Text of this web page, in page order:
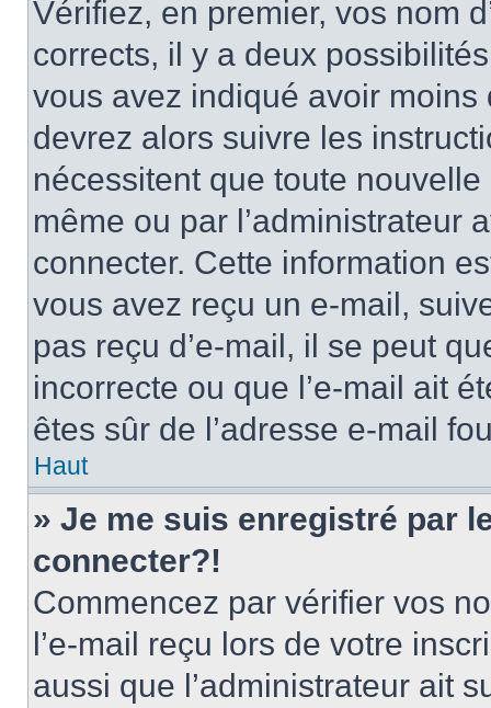
Vérifiez, en premier, vos nom
corrects, il y a deux
vous avez indiqué avoir moins
devrez alors suivre les
nécessitent que toute
même ou par l’administrateur
connecter. Cette information
vous avez reçu un e-mail,
pas reçu d’e-mail, il se peut
incorrecte ou que l’e-mail ait
êtes sûr de l’adresse e-mail
Haut
» Je me suis enregistré par
connecter?!
Commencez par vérifier vos
l’e-mail reçu lors de votre
aussi que l’administrateur ait